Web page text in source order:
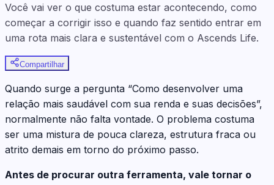
Você vai ver o que costuma estar acontecendo, como
começar a corrigir isso e quando faz sentido entrar em
uma rota mais clara e sustentável com o Ascends Life.
Compartilhar
Quando surge a pergunta “Como desenvolver uma
relação mais saudável com sua renda e suas decisões”,
normalmente não falta vontade. O problema costuma
ser uma mistura de pouca clareza, estrutura fraca ou
atrito demais em torno do próximo passo.
Antes de procurar outra ferramenta, vale tornar o